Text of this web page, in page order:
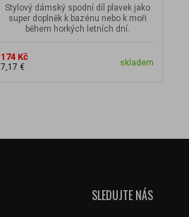
Stylový dámský spodní díl plavek jako
super doplněk k bazénu nebo k moři
během horkých letních dní.
174 Kč
7,17 € skladem
SLEDUJTE NÁS